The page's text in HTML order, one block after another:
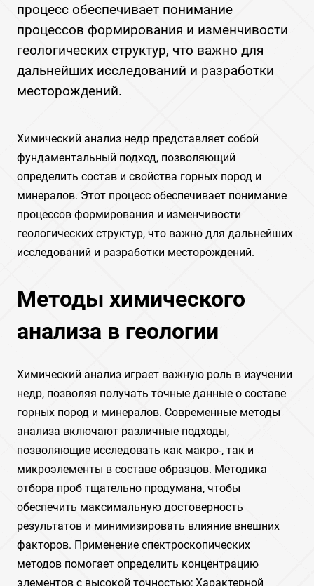
процесс обеспечивает понимание
процессов формирования и изменчивости
геологических структур, что важно для
дальнейших исследований и разработки
месторождений.
Химический анализ недр представляет собой
фундаментальный подход, позволяющий
определить состав и свойства горных пород и
минералов. Этот процесс обеспечивает понимание
процессов формирования и изменчивости
геологических структур, что важно для дальнейших
исследований и разработки месторождений.
Методы химического
анализа в геологии
Химический анализ играет важную роль в изучении
недр, позволяя получать точные данные о составе
горных пород и минералов. Современные методы
анализа включают различные подходы,
позволяющие исследовать как макро-, так и
микроэлементы в составе образцов. Методика
отбора проб тщательно продумана, чтобы
обеспечить максимальную достоверность
результатов и минимизировать влияние внешних
факторов. Применение спектроскопических
методов помогает определить концентрацию
элементов с высокой точностью; Характерной